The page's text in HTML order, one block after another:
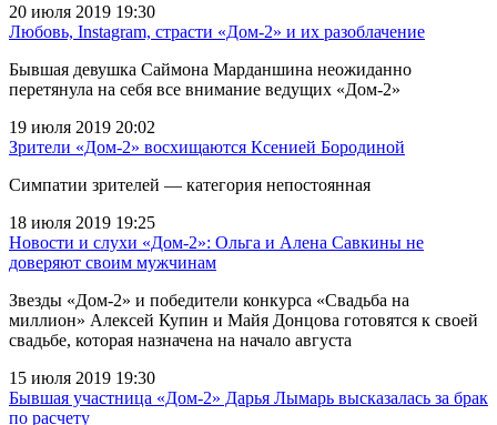
20 июля 2019 19:30
Любовь, Instagram, страсти «Дом-2» и их разоблачение
Бывшая девушка Саймона Марданшина неожиданно
перетянула на себя все внимание ведущих «Дом-2»
19 июля 2019 20:02
Зрители «Дом-2» восхищаются Ксенией Бородиной
Симпатии зрителей — категория непостоянная
18 июля 2019 19:25
Новости и слухи «Дом-2»: Ольга и Алена Савкины не
доверяют своим мужчинам
Звезды «Дом-2» и победители конкурса «Свадьба на
миллион» Алексей Купин и Майя Донцова готовятся к своей
свадьбе, которая назначена на начало августа
15 июля 2019 19:30
Бывшая участница «Дом-2» Дарья Лымарь высказалась за брак
по расчету